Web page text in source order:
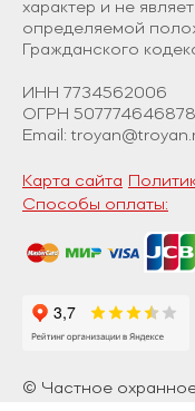
характер и не
определяемой
Гражданского
ИНН 7734562006
ОГРН
Email:
Карта сайта
Способы оплаты:
© Частное